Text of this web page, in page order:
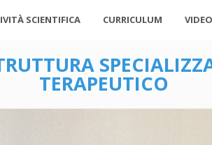
SCIENTIFICA CURRICULUM
TERAPEUTICO